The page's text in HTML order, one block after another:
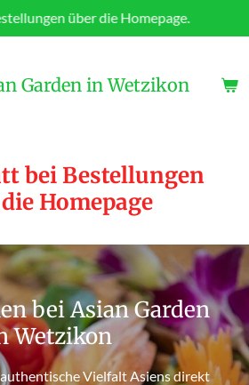
über die Homepage.
Garden in Wetzikon
bei Bestellungen
Homepage
bei Asian Garden
Wetzikon
Vielfalt Asiens direkt